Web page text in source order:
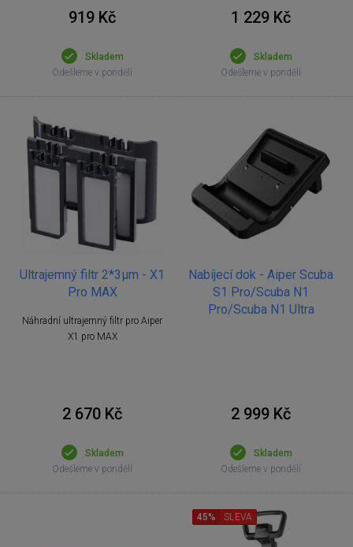
919 Kč
Skladem
Odešleme v pondělí
1 229 Kč
Skladem
Odešleme v pondělí
Ultrajemný filtr 2*3μm - X1
Pro MAX
Náhradní ultrajemný filtr pro Aiper
X1 pro MAX
2 670 Kč
Skladem
Odešleme v pondělí
Nabíjecí dok - Aiper Scuba
S1 Pro/Scuba N1
Pro/Scuba N1 Ultra
2 999 Kč
Skladem
Odešleme v pondělí
45% SLEVA